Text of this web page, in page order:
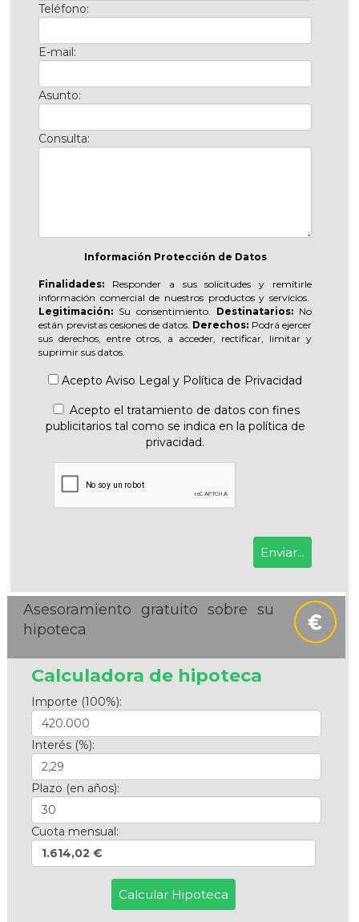
Teléfono:
E-mail:
Asunto:
Consulta:
Información Protección de Datos
Finalidades: Responder a sus solicitudes y remitirle
información comercial de nuestros productos y servicios.
Legitimación: Su consentimiento. Destinatarios:No
están previstas cesiones de datos. Derechos: Podrá ejercer
sus derechos, entre otros, a acceder, rectificar, limitar y
suprimir sus datos.
AceptoAviso Legal y Política de Privacidad
Acepto el tratamiento de datos con fines
publicitarios tal como se indica en la política de
privacidad.
Asesoramiento gratuito sobre su
hipoteca
Calculadora de hipoteca
Importe (100%):
Interés (%):
Plazo (en años):
Cuota mensual:
1.614,02 €